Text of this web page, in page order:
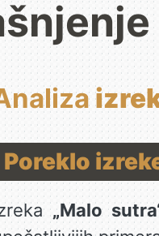
Poreklo
„Malo